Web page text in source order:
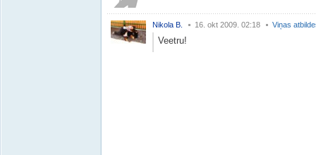
Nikola B. 16. okt 2009. 02:18 Viņas
Veetru!